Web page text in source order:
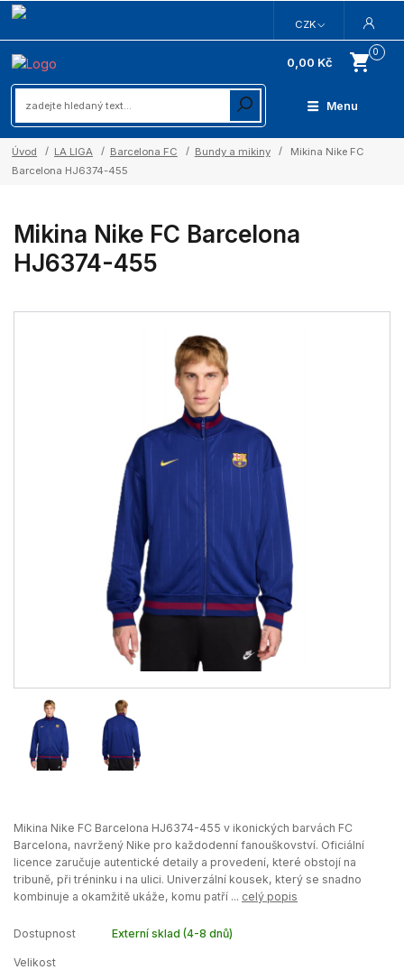
Menu
CZK
0
0,00 Kč
Úvod LA LIGA Barcelona FC Bundy a mikiny
Mikina Nike FC
Barcelona HJ6374-455
Mikina Nike FC Barcelona
HJ6374-455
Mikina Nike FC Barcelona HJ6374-455 v ikonických barvách FC
Barcelona, navržený Nike pro každodenní fanouškovství. Oficiální
licence zaručuje autentické detaily a provedení, které obstojí na
tribuně, při tréninku i na ulici. Univerzální kousek, který se snadno
kombinuje a okamžitě ukáže, komu patří ... celý popis
Dostupnost Externí sklad (4-8 dnů)
Velikost